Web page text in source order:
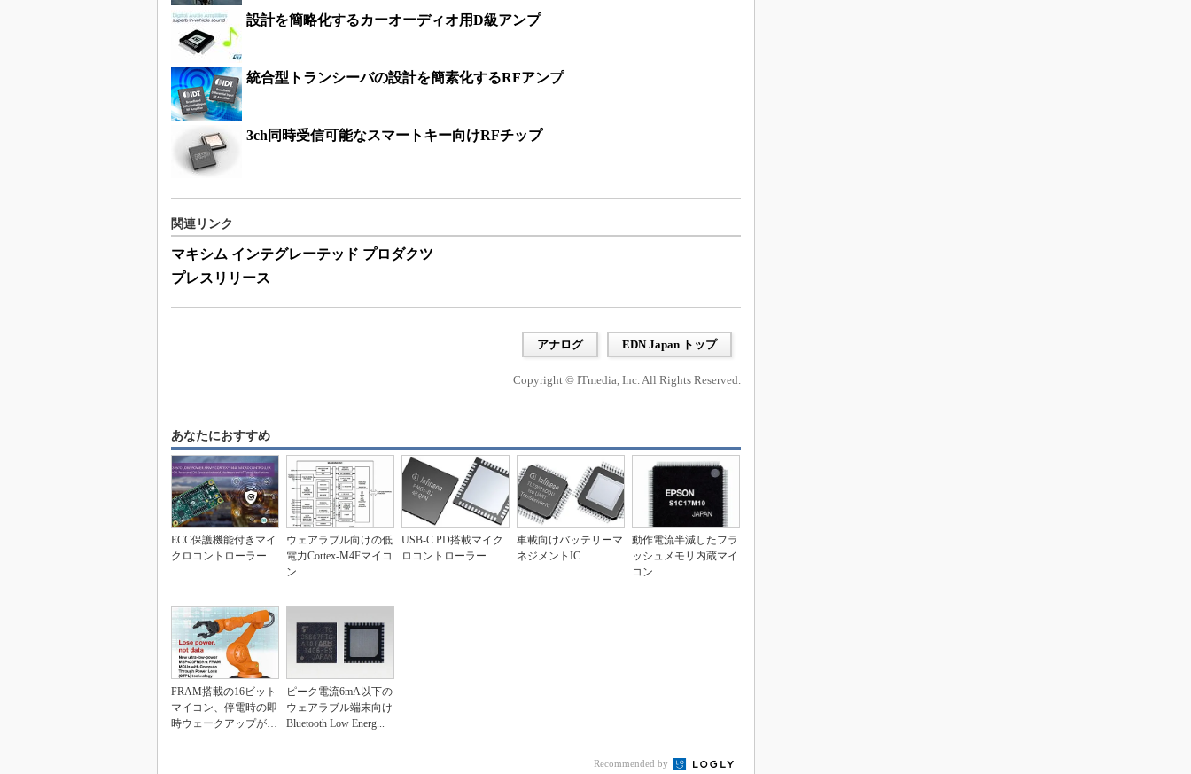
設計を簡略化するカーオーディオ用D級アンプ
統合型トランシーバの設計を簡素化するRFアンプ
3ch同時受信可能なスマートキー向けRFチップ
関連リンク
マキシム インテグレーテッド プロダクツ
プレスリリース
アナログ EDN Japan トップ
Copyright © ITmedia, Inc. All Rights Reserved.
あなたにおすすめ
ECC保護機能付きマイ
クロコントローラー
ウェアラブル向けの低
電力Cortex-M4Fマイコ
ン
USB-C PD搭載マイク
ロコントローラー
車載向けバッテリーマ
ネジメントIC
動作電流半減したフラ
ッシュメモリ内蔵マイ
コン
FRAM搭載の16ビット
マイコン、停電時の即
時ウェークアップが可
ピーク電流6mA以下の
ウェアラブル端末向け
Bluetooth Low Energ...
Recommended by